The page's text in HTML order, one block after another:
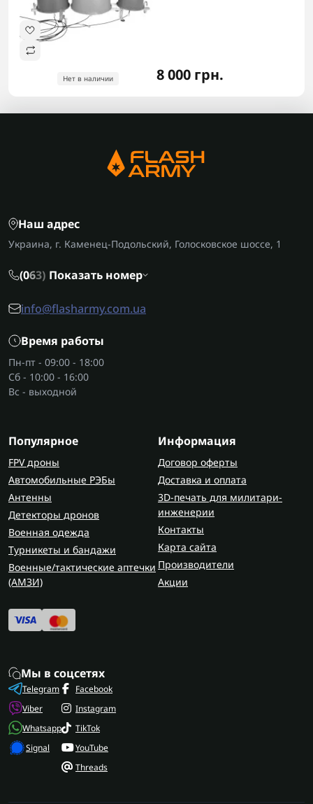
Нет в наличии 8 000 грн.
Наш адрес
Украина, г. Каменец-Подольский, Голосковское шоссе, 1
(063) Показать номер
info@flasharmy.com.ua
Время работы
Пн-пт - 09:00 - 18:00
Сб - 10:00 - 16:00
Вс - выходной
Популярное
FPV дроны
Автомобильные РЭБы
Антенны
Детекторы дронов
Военная одежда
Турникеты и бандажи
Военные/тактические аптечки
(AMЗИ)
Информация
Договор оферты
Доставка и оплата
3D-печать для милитари-
инженерии
Контакты
Карта сайта
Производители
Акции
Мы в соцсетях
Telegram
Viber
Whatsapp
Signal
Facebook
Instagram
TikTok
YouTube
Threads